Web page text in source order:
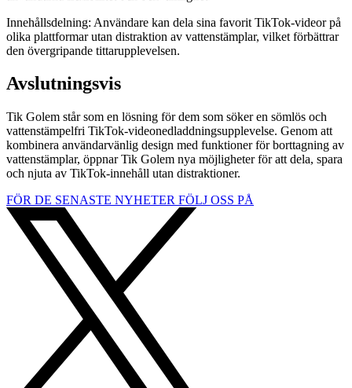
Innehållsdelning: Användare kan dela sina favorit TikTok-videor på
olika plattformar utan distraktion av vattenstämplar, vilket förbättrar
den övergripande tittarupplevelsen.
Avslutningsvis
Tik Golem står som en lösning för dem som söker en sömlös och
vattenstämpelfri TikTok-videonedladdningsupplevelse. Genom att
kombinera användarvänlig design med funktioner för borttagning av
vattenstämplar, öppnar Tik Golem nya möjligheter för att dela, spara
och njuta av TikTok-innehåll utan distraktioner.
FÖR DE SENASTE NYHETER FÖLJ OSS PÅ